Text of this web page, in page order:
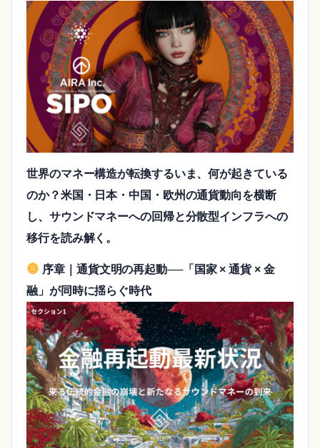
世界のマネー構造が転換するいま、何が起きている
のか？米国・日本・中国・欧州の通貨動向を横断
し、サウンドマネーへの回帰と分散型インフラへの
移行を読み解く。
序章｜通貨文明の再起動──「国家 × 通貨 × 金
融」が同時に揺らぐ時代